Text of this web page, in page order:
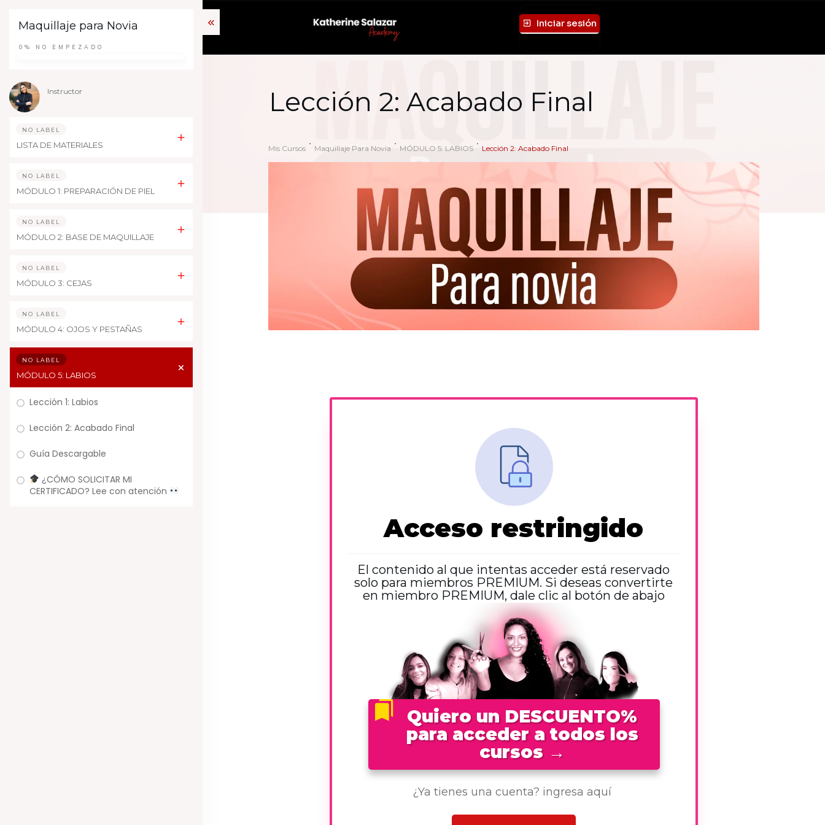
Iniciar sesión
Lección 2: Acabado Final
Mis Cursos Maquillaje Para Novia MÓDULO 5: LABIOS Lección 2: Acabado Final
Acceso restringido
El contenido al que intentas acceder está reservado
solo para miembros PREMIUM. Si deseas convertirte
en miembro PREMIUM, dale clic al botón de abajo
Quiero un DESCUENTO%
para acceder a todos los
cursos →
¿Ya tienes una cuenta? ingresa aquí
Maquillaje para Novia
0% NO EMPEZADO
Instructor
NO LABEL
LISTA DE MATERIALES
NO LABEL
MÓDULO 1: PREPARACIÓN DE PIEL
NO LABEL
MÓDULO 2: BASE DE MAQUILLAJE
NO LABEL
MÓDULO 3: CEJAS
NO LABEL
MÓDULO 4: OJOS Y PESTAÑAS
NO LABEL
MÓDULO 5: LABIOS
Lección 1: Labios
Lección 2: Acabado Final
Guía Descargable
¿CÓMO SOLICITAR MI
CERTIFICADO? Lee con atención